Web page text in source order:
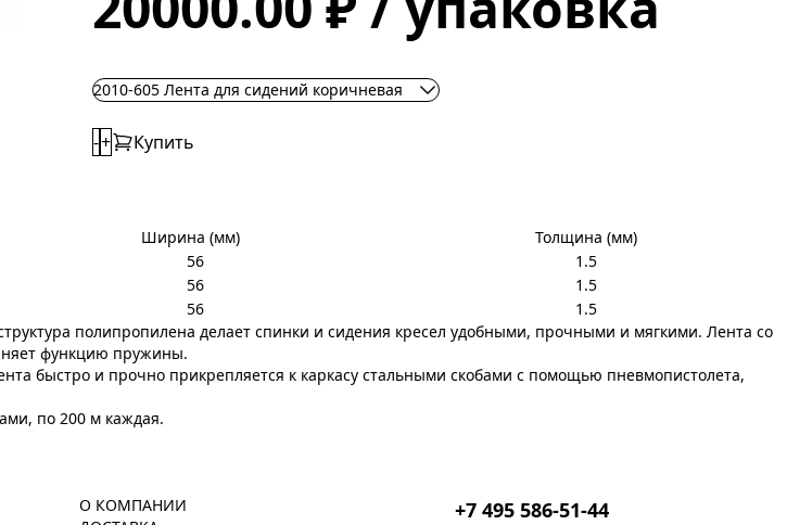
2010-605 Лента для сидений коричневая
-+ Купить
Ширина (мм)
Толщина (мм)
56
1.5
56
1.5
56
1.5
полипропилена делает спинки и сидения кресел удобными, прочными и мягкими. Лента со
функцию пружины.
быстро и прочно прикрепляется к каркасу стальными скобами с помощью пневмопистолета,
по 200 м каждая.
О КОМПАНИИ
+7 495 586-51-44